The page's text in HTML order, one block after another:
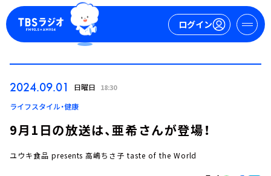
ログイン
ログイン
2024.09.01 日曜日 18:30
ライフスタイル・健康
9月1日の放送は、亜希さんが登場！
ユウキ食品 presents 高嶋ちさ子 taste of the World